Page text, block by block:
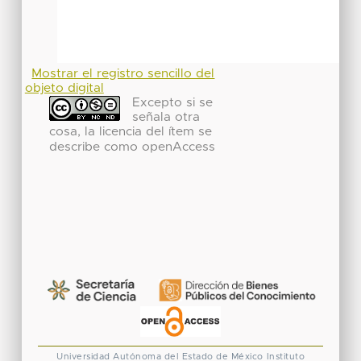
Mostrar el registro sencillo del
objeto digital
Excepto si se
señala otra
cosa, la licencia del ítem se
describe como openAccess
Universidad Autónoma del Estado de México Instituto